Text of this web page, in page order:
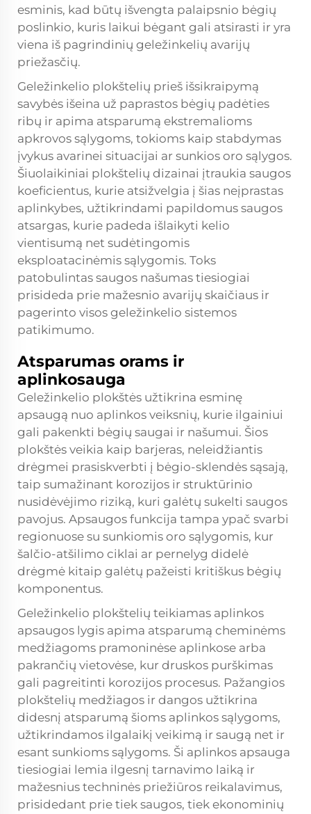
esminis, kad būtų išvengta palaipsnio bėgių
poslinkio, kuris laikui bėgant gali atsirasti ir yra
viena iš pagrindinių geležinkelių avarijų
priežasčių.
Geležinkelio plokštelių prieš išsikraipymą
savybės išeina už paprastos bėgių padėties
ribų ir apima atsparumą ekstremalioms
apkrovos sąlygoms, tokioms kaip stabdymas
įvykus avarinei situacijai ar sunkios oro sąlygos.
Šiuolaikiniai plokštelių dizainai įtraukia saugos
koeficientus, kurie atsižvelgia į šias neįprastas
aplinkybes, užtikrindami papildomus saugos
atsargas, kurie padeda išlaikyti kelio
vientisumą net sudėtingomis
eksploatacinėmis sąlygomis. Toks
patobulintas saugos našumas tiesiogiai
prisideda prie mažesnio avarijų skaičiaus ir
pagerinto visos geležinkelio sistemos
patikimumo.
Atsparumas orams ir
aplinkosauga
Geležinkelio plokštės užtikrina esminę
apsaugą nuo aplinkos veiksnių, kurie ilgainiui
gali pakenkti bėgių saugai ir našumui. Šios
plokštės veikia kaip barjeras, neleidžiantis
drėgmei prasiskverbti į bėgio-sklendės sąsają,
taip sumažinant korozijos ir struktūrinio
nusidėvėjimo riziką, kuri galėtų sukelti saugos
pavojus. Apsaugos funkcija tampa ypač svarbi
regionuose su sunkiomis oro sąlygomis, kur
šalčio-atšilimo ciklai ar pernelyg didelė
drėgmė kitaip galėtų pažeisti kritiškus bėgių
komponentus.
Geležinkelio plokštelių teikiamas aplinkos
apsaugos lygis apima atsparumą cheminėms
medžiagoms pramoninėse aplinkose arba
pakrančių vietovėse, kur druskos purškimas
gali pagreitinti korozijos procesus. Pažangios
plokštelių medžiagos ir dangos užtikrina
didesnį atsparumą šioms aplinkos sąlygoms,
užtikrindamos ilgalaikį veikimą ir saugą net ir
esant sunkioms sąlygoms. Ši aplinkos apsauga
tiesiogiai lemia ilgesnį tarnavimo laiką ir
mažesnius techninės priežiūros reikalavimus,
prisidedant prie tiek saugos, tiek ekonominių